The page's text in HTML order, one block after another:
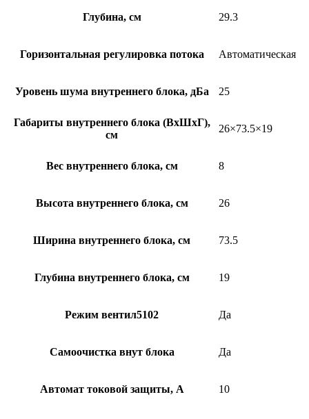
Глубина, см 29.3
Горизонтальная регулировка потока Автоматическая
Уровень шума внутреннего блока, дБа 25
Габариты внутреннего блока (ВхШхГ),
см
26×73.5×19
Вес внутреннего блока, см 8
Высота внутреннего блока, см 26
Ширина внутреннего блока, см 73.5
Глубина внутреннего блока, см 19
Режим вентил5102 Да
Самоочистка внут блока Да
Автомат токовой защиты, А 10